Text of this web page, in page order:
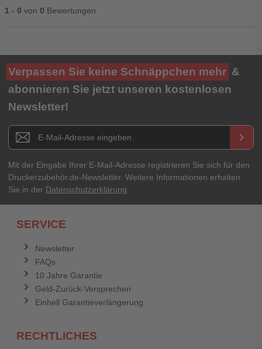
1 - 0 von 0 Bewertungen
Ihre Bewertung**
★★★★★
Titel**
E-Mail-Adresse
Ihr Passwort
Verpassen Sie keine Schnäppchen mehr &
abonnieren Sie jetzt unseren kostenlosen
Newsletter!
Newsletter E-Mail Adresse keyboard_arrow_right
Mit der Eingabe Ihrer E-Mail-Adresse registrieren Sie sich für den
Druckerzubehör.de-Newsletter. Weitere Informationen erhalten
Sie in der Datenschutzerklärung.
SERVICE
Newsletter
FAQs
10 Jahre Garantie
Geld-Zurück-Versprechen
Einhell Garantieverlängerung
RECHTLICHES